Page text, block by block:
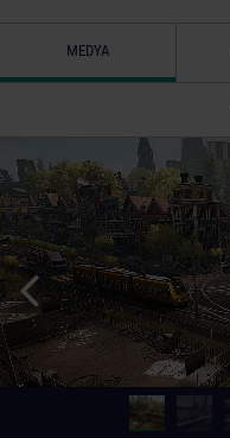
MEDYA